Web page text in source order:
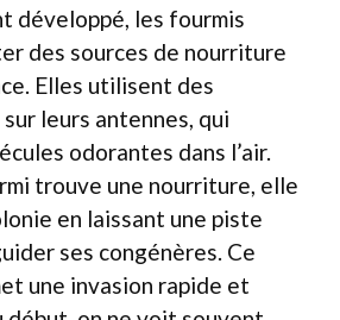
développé, les fourmis
des sources de nourriture
Elles utilisent des
leurs antennes, qui
odorantes dans l’air.
trouve une nourriture, elle
en laissant une piste
ses congénères. Ce
une invasion rapide et